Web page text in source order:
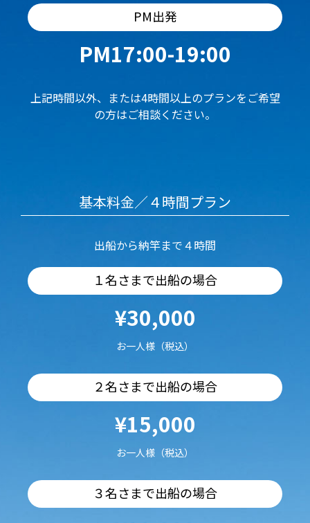
PM出発
PM17:00-19:00
上記時間以外、または4時間以上のプランをご希望
の方はご相談ください。
基本料金／４時間プラン
出船から納竿まで４時間
１名さまで出船の場合
¥30,000
お一人様（税込）
２名さまで出船の場合
¥15,000
お一人様（税込）
３名さまで出船の場合